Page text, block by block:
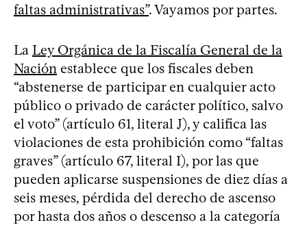
faltas administrativas”. Vayamos por partes.
La Ley Orgánica de la Fiscalía General de la
Nación establece que los fiscales deben
“abstenerse de participar en cualquier acto
público o privado de carácter político, salvo
el voto” (artículo 61, literal J), y califica las
violaciones de esta prohibición como “faltas
graves” (artículo 67, literal I), por las que
pueden aplicarse suspensiones de diez días a
seis meses, pérdida del derecho de ascenso
por hasta dos años o descenso a la categoría